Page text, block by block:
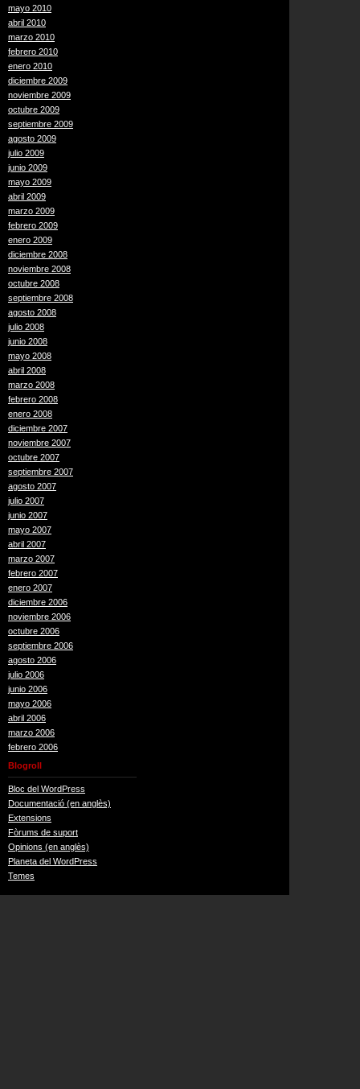
mayo 2010
abril 2010
marzo 2010
febrero 2010
enero 2010
diciembre 2009
noviembre 2009
octubre 2009
septiembre 2009
agosto 2009
julio 2009
junio 2009
mayo 2009
abril 2009
marzo 2009
febrero 2009
enero 2009
diciembre 2008
noviembre 2008
octubre 2008
septiembre 2008
agosto 2008
julio 2008
junio 2008
mayo 2008
abril 2008
marzo 2008
febrero 2008
enero 2008
diciembre 2007
noviembre 2007
octubre 2007
septiembre 2007
agosto 2007
julio 2007
junio 2007
mayo 2007
abril 2007
marzo 2007
febrero 2007
enero 2007
diciembre 2006
noviembre 2006
octubre 2006
septiembre 2006
agosto 2006
julio 2006
junio 2006
mayo 2006
abril 2006
marzo 2006
febrero 2006
Blogroll
Bloc del WordPress
Documentació (en anglès)
Extensions
Fòrums de suport
Opinions (en anglès)
Planeta del WordPress
Temes